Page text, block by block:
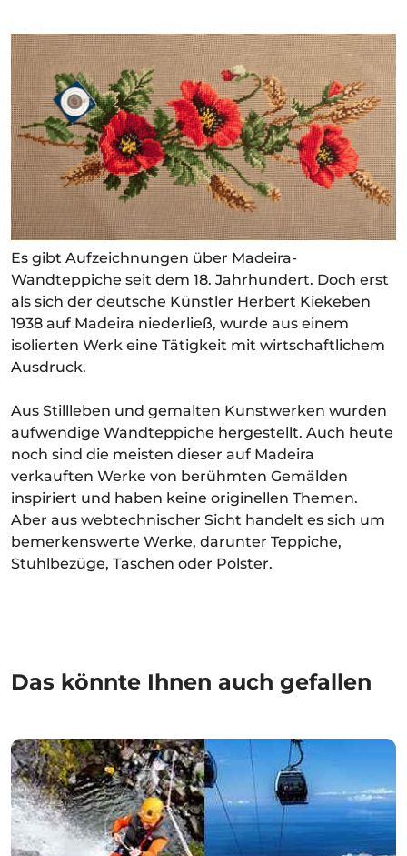
Es gibt Aufzeichnungen über Madeira-
Wandteppiche seit dem 18. Jahrhundert. Doch erst
als sich der deutsche Künstler Herbert Kiekeben
1938 auf Madeira niederließ, wurde aus einem
isolierten Werk eine Tätigkeit mit wirtschaftlichem
Ausdruck.
Aus Stillleben und gemalten Kunstwerken wurden
aufwendige Wandteppiche hergestellt. Auch heute
noch sind die meisten dieser auf Madeira
verkauften Werke von berühmten Gemälden
inspiriert und haben keine originellen Themen.
Aber aus webtechnischer Sicht handelt es sich um
bemerkenswerte Werke, darunter Teppiche,
Stuhlbezüge, Taschen oder Polster.
Das könnte Ihnen auch gefallen